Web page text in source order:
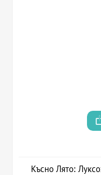
Късно Лято: